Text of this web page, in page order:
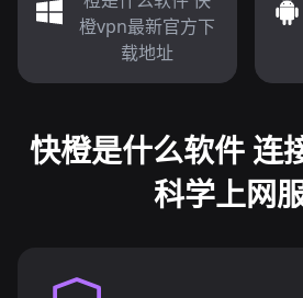
橙vpn最新官方下
载地址
快橙是什么软件 连
科学上网